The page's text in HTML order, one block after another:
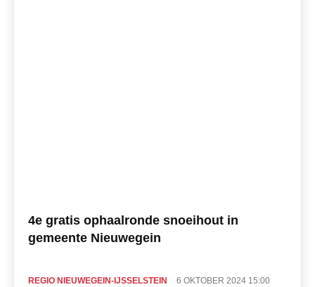
4e gratis ophaalronde snoeihout in
gemeente Nieuwegein
REGIO NIEUWEGEIN-IJSSELSTEIN 6 OKTOBER 2024 15:00